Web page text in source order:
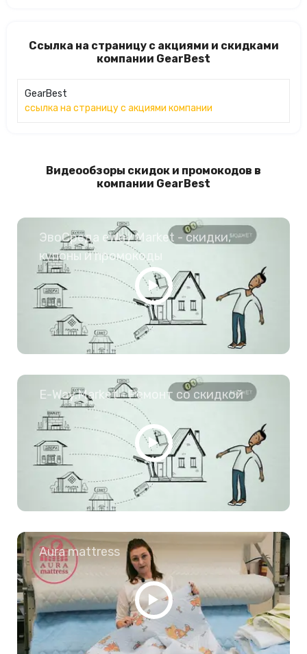
Ссылка на страницу с акциями и скидками
компании GearBest
GearBest
ссылка на страницу с акциями компании
Видеообзоры скидок и промокодов в
компании GearBest
ЭвоСреда eWay Market - скидки,
купоны и промокоды
E-Way.Market - Ремонт со скидкой
Aura mattress